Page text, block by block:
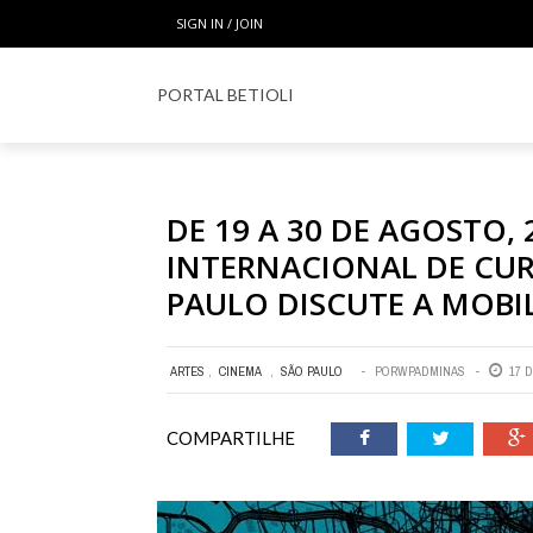
SIGN IN / JOIN
PORTAL BETIOLI
DE 19 A 30 DE AGOSTO,
INTERNACIONAL DE
PAULO DISCUTE A
ARTES , CINEMA , SÃO PAULO PORWPADMINAS 17
COMPARTILHE